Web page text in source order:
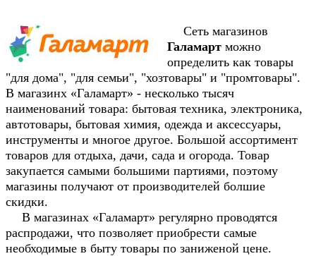
Сеть магазинов
Галамарт можно
определить как товары
"для дома", "для семьи", "хозтовары" и "промтовары".
В магазинх «Галамарт» - несколько тысяч
наименований товара: бытовая техника, электроника,
автотовары, бытовая химия, одежда и аксессуары,
инструменты и многое другое. Большой ассортимент
товаров для отдыха, дачи, сада и огорода. Товар
закупается самыми большими партиями, поэтому
магазины получают от производителей болшие
скидки.
В магазинах «Галамарт» регулярно проводятся
распродажи, что позволяет приобрести самые
необходимые в быту товары по заниженой цене.